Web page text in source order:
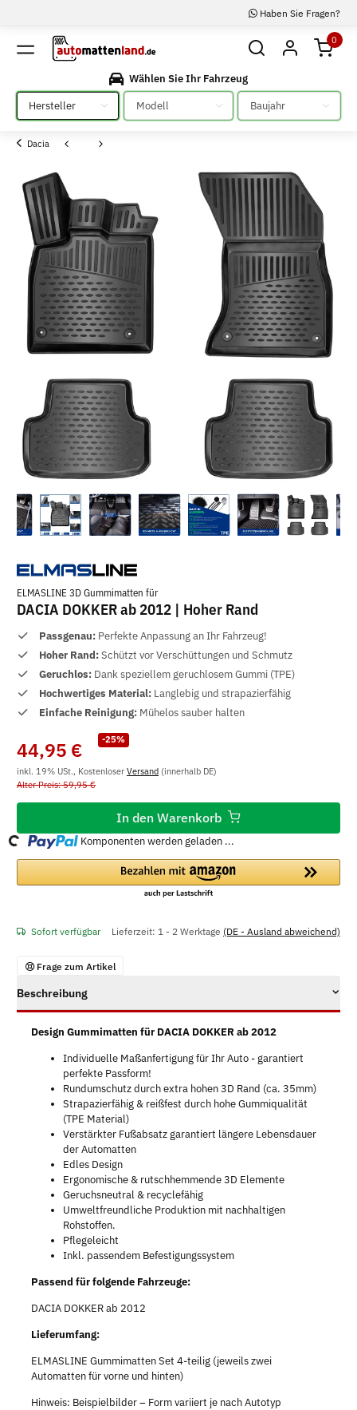
Haben Sie Fragen?
0
Wählen Sie Ihr Fahrzeug
Bitte auswählen
Bitte auswählen Bitte auswählen
Dacia
ELMASLINE 3D Gummimatten für
DACIA DOKKER ab 2012 | Hoher Rand
Passgenau: Perfekte Anpassung an Ihr Fahrzeug!
Hoher Rand:Schützt vor Verschüttungen und Schmutz
Geruchlos: Dank speziellem geruchlosem Gummi (TPE)
Hochwertiges Material: Langlebig und strapazierfähig
Einfache Reinigung: Mühelos sauber halten
-25%
44,95 €
inkl. 19% USt., Kostenloser Versand (innerhalb DE)
Alter Preis: 59,95 €
In den Warenkorb
Komponenten werden geladen ...
Sofort verfügbar Lieferzeit: 1 - 2 Werktage (DE - Ausland abweichend)
Frage zum Artikel
Beschreibung
Design Gummimatten für DACIA DOKKER ab 2012
Individuelle Maßanfertigung für Ihr Auto - garantiert
perfekte Passform!
Rundumschutz durch extra hohen 3D Rand (ca. 35mm)
Strapazierfähig & reißfest durch hohe Gummiqualität
(TPE Material)
Verstärkter Fußabsatz garantiert längere Lebensdauer
der Automatten
Edles Design
Ergonomische & rutschhemmende 3D Elemente
Geruchsneutral & recyclefähig
Umweltfreundliche Produktion mit nachhaltigen
Rohstoffen.
Pflegeleicht
Inkl. passendem Befestigungssystem
Passend für folgende Fahrzeuge:
DACIA DOKKER ab 2012
Lieferumfang:
ELMASLINE Gummimatten Set 4-teilig (jeweils zwei
Automatten für vorne und hinten)
Hinweis: Beispielbilder – Form variiert je nach Autotyp